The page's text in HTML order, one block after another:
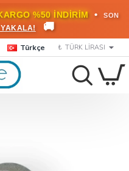
%50 İNDİRİM •
SON
🚚
Türkçe ₺ TÜRK LIRASI